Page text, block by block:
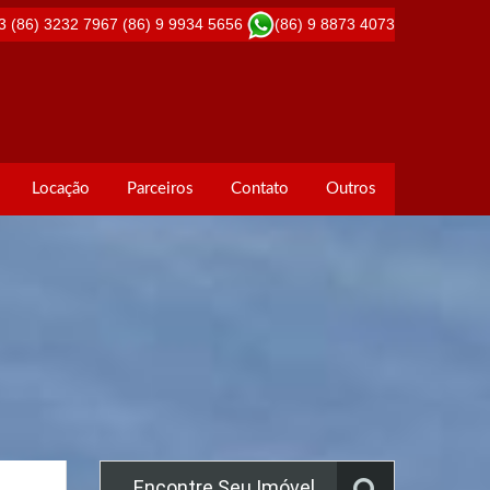
(86) 3232 7967 (86) 9 9934 5656 (86) 9 8873 4073
Locação Parceiros Contato Outros